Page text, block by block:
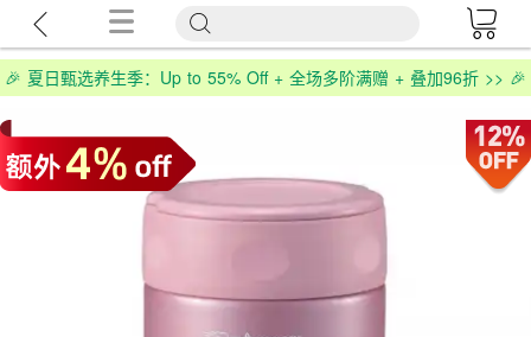
🎉 夏日甄选养生季：Up to 55% Off + 全场多阶满赠 + 叠加96折 >> 🎉